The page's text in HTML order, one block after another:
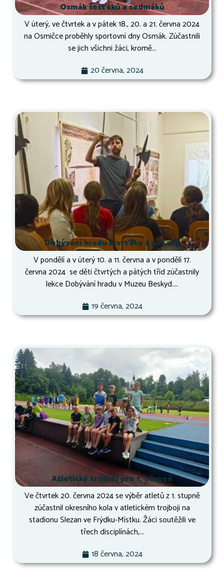
Osmák šesťáků a sedmáků
V úterý, ve čtvrtek a v pátek 18., 20. a 21. června 2024
na Osmičce proběhly sportovní dny Osmák. Zúčastnili
se jich všichni žáci, kromě...
20 června, 2024
Dobývání hradu čtvrťáky a páťáky
V pondělí a v úterý 10. a 11. června a v pondělí 17.
června 2024 se děti čtvrtých a pátých tříd zúčastnily
lekce Dobývání hradu v Muzeu Beskyd....
19 června, 2024
Atletický trojboj pro 1. stupeň
Ve čtvrtek 20. června 2024 se výběr atletů z 1. stupně
zúčastnil okresního kola v atletickém trojboji na
stadionu Slezan ve Frýdku-Místku. Žáci soutěžili ve
třech disciplínách,...
18 června, 2024